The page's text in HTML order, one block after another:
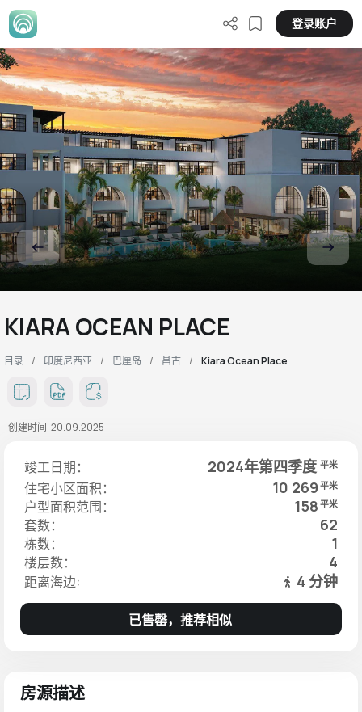
登录账户
KIARA OCEAN PLACE
目录 印度尼西亚 巴厘岛 昌古 Kiara Ocean Place
创建时间: 20.09.2025
房源描述
竣工日期： 2024年第四季度 平米
住宅小区面积： 10 269 平米
户型面积范围： 158 平米
套数： 62
栋数： 1
楼层数： 4
距离海边: 4 分钟
已售罄，推荐相似